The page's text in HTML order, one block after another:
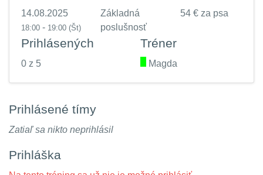
14.08.2025
18:00 - 19:00 (Št)
Základná
poslušnosť
54 € za psa
Prihlásených
0 z 5
Tréner
Magda
Prihlásené tímy
Zatiaľ sa nikto neprihlásil
Prihláška